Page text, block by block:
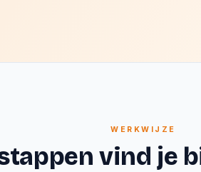
WERKWIJZE
vind je